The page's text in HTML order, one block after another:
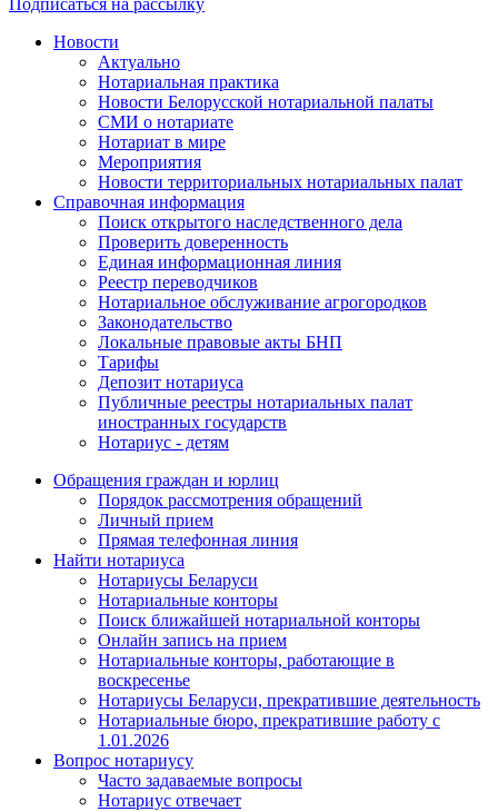
Подписаться на рассылку
Новости
Актуально
Нотариальная практика
Новости Белорусской нотариальной палаты
СМИ о нотариате
Нотариат в мире
Мероприятия
Новости территориальных нотариальных палат
Справочная информация
Поиск открытого наследственного дела
Проверить доверенность
Единая информационная линия
Реестр переводчиков
Нотариальное обслуживание агрогородков
Законодательство
Локальные правовые акты БНП
Тарифы
Депозит нотариуса
Публичные реестры нотариальных палат
иностранных государств
Нотариус - детям
Обращения граждан и юрлиц
Порядок рассмотрения обращений
Личный прием
Прямая телефонная линия
Найти нотариуса
Нотариусы Беларуси
Нотариальные конторы
Поиск ближайшей нотариальной конторы
Онлайн запись на прием
Нотариальные конторы, работающие в
воскресенье
Нотариусы Беларуси, прекратившие деятельность
Нотариальные бюро, прекратившие работу с
1.01.2026
Вопрос нотариусу
Часто задаваемые вопросы
Нотариус отвечает